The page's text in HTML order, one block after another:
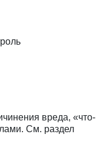
вреда, «что-
См. раздел